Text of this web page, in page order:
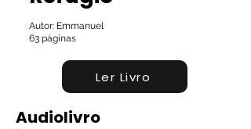
Autor: Emmanuel
63 páginas
Ler Livro
Audiolivro